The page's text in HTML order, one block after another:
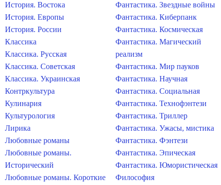
История. Востока
История. Европы
История. России
Классика
Классика. Русская
Классика. Советская
Классика. Украинская
Контркультура
Кулинария
Культурология
Лирика
Любовные романы
Любовные романы.
Исторический
Любовные романы. Короткие
Фантастика. Звездные войны
Фантастика. Киберпанк
Фантастика. Космическая
Фантастика. Магический
реализм
Фантастика. Мир пауков
Фантастика. Научная
Фантастика. Социальная
Фантастика. Технофэнтези
Фантастика. Триллер
Фантастика. Ужасы, мистика
Фантастика. Фэнтези
Фантастика. Эпическая
Фантастика. Юмористическая
Философия